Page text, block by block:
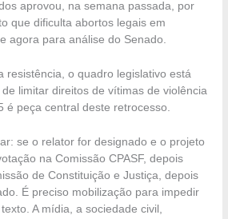
aprovou, na semana passada, por
que dificulta abortos legais em
agora para análise do Senado.
resistência, o quadro legislativo está
limitar direitos de vítimas de violência
é peça central deste retrocesso.
se o relator for designado e o projeto
na Comissão CPASF, depois
de Constituição e Justiça, depois
É preciso mobilização para impedir
A mídia, a sociedade civil,